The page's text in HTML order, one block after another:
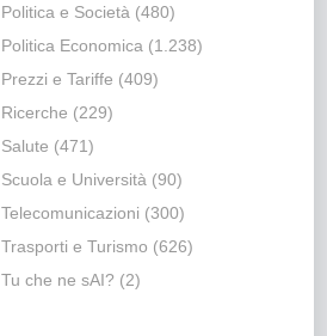
Politica e Società (480)
Politica Economica (1.238)
Prezzi e Tariffe (409)
Ricerche (229)
Salute (471)
Scuola e Università (90)
Telecomunicazioni (300)
Trasporti e Turismo (626)
Tu che ne sAI? (2)